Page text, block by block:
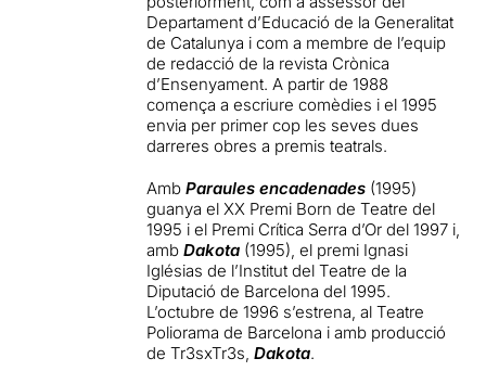
Departament d’Educació de la Generalitat
de Catalunya i com a membre de l’equip
de redacció de la revista Crònica
d’Ensenyament. A partir de 1988
comença a escriure comèdies i el 1995
envia per primer cop les seves dues
darreres obres a premis teatrals.
AmbParaules encadenades (1995)
guanya el XX Premi Born de Teatre del
1995 i el Premi Crítica Serra d’Or del 1997 i,
ambDakota (1995), el premi Ignasi
Iglésias de l’Institut del Teatre de la
Diputació de Barcelona del 1995.
L’octubre de 1996 s’estrena, al Teatre
Poliorama de Barcelona i amb producció
de Tr3sxTr3s,Dakota.